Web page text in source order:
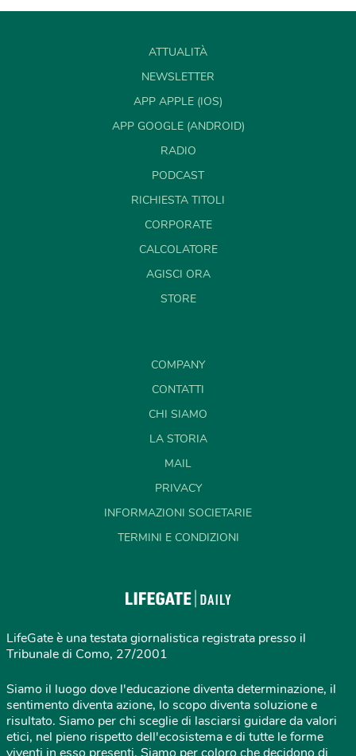
ATTUALITÀ
NEWSLETTER
APP APPLE (IOS)
APP GOOGLE (ANDROID)
RADIO
PODCAST
RICHIESTA TITOLI
CORPORATE
CALCOLATORE
AGISCI ORA
STORE
COMPANY
CONTATTI
CHI SIAMO
LA STORIA
MAIL
PRIVACY
INFORMAZIONI SOCIETARIE
TERMINI E CONDIZIONI
LifeGate è una testata giornalistica registrata presso il
Tribunale di Como, 27/2001
Siamo il luogo dove l'educazione diventa determinazione, il
sentimento diventa azione, lo scopo diventa soluzione e
risultato. Siamo per chi sceglie di lasciarsi guidare da valori
etici, nel pieno rispetto dell'ecosistema e di tutte le forme